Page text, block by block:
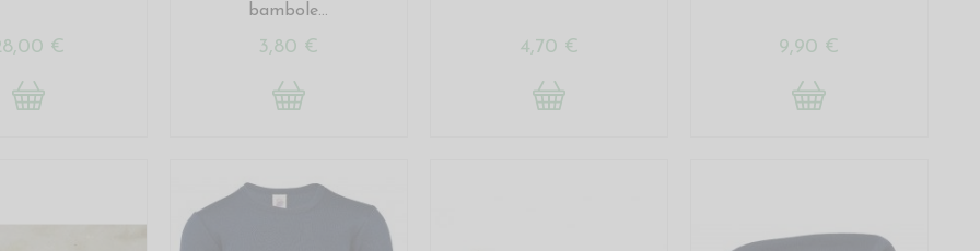
€
bambole...
3,80 € 4,70 € 9,90 €